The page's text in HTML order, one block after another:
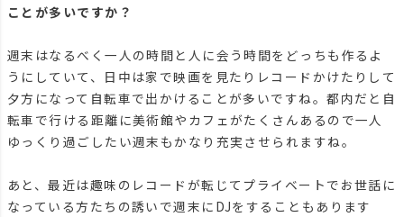
ことが多いですか？
週末はなるべく一人の時間と人に会う時間をどっちも作るよ
うにしていて、日中は家で映画を見たりレコードかけたりして
夕方になって自転車で出かけることが多いですね。都内だと自
転車で行ける距離に美術館やカフェがたくさんあるので一人
ゆっくり過ごしたい週末もかなり充実させられますね。
あと、最近は趣味のレコードが転じてプライベートでお世話に
なっている方たちの誘いで週末にDJをすることもあります